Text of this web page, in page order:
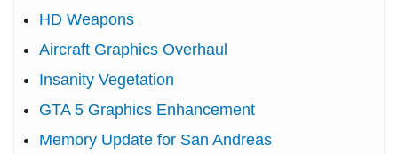
HD Weapons
Aircraft Graphics Overhaul
Insanity Vegetation
GTA 5 Graphics Enhancement
Memory Update for San Andreas